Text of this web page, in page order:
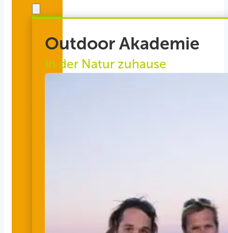
Outdoor Akademie
In der Natur zuhause